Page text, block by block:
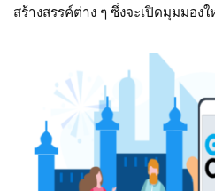
สร้างสรรค์ต่าง ๆ ซึ่งจะเปิดมุมมอง